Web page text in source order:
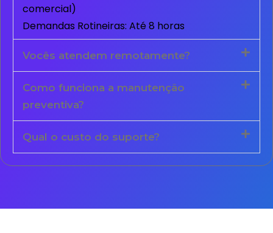
comercial)
Demandas Rotineiras: Até 8 horas
Vocês atendem remotamente?
Como funciona a manutenção
preventiva?
Qual o custo do suporte?